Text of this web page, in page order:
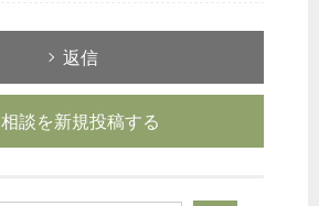
返信
相談を新規投稿する